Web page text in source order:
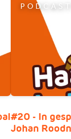
#20 - In
Johan